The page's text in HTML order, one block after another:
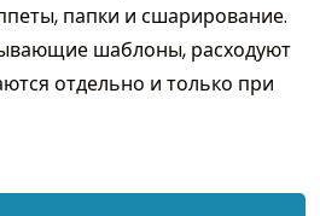
папки и сшарирование.
шаблоны, расходуют
отдельно и только при